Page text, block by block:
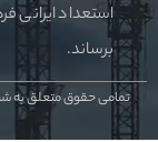
استعداد ایرانی
برساند.
تمامی حقوق متعلق به